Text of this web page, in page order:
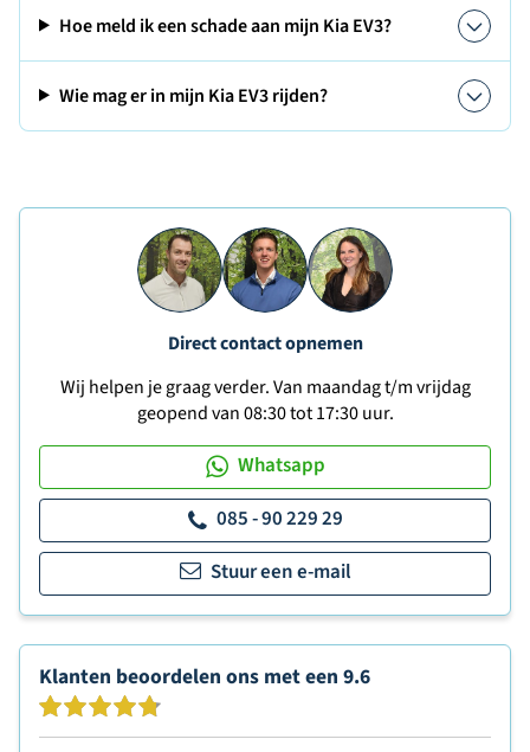
Hoe meld ik een schade aan mijn Kia EV3?
Wie mag er in mijn Kia EV3 rijden?
Direct contact opnemen
Wij helpen je graag verder. Van maandag t/m vrijdag
geopend van 08:30 tot 17:30 uur.
Whatsapp
085 - 90 229 29
Stuur een e-mail
Klanten beoordelen ons met een 9.6